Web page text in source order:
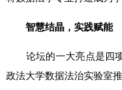
智慧结晶，实践赋能
论坛的一大亮点是四项
政法大学数据法治实验室推